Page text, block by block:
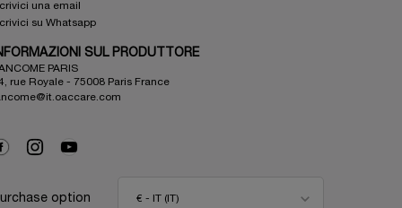
una email
su Whatsapp
SUL PRODUTTORE
PARIS
rue Royale - 75008 Paris France
option € - IT (IT)